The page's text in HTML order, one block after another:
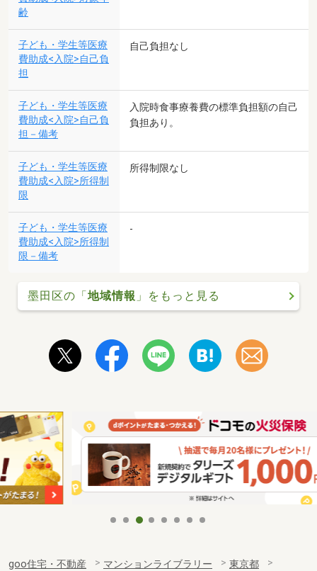
齢
子ども・学生等医療
費助成<入院>自己負
担
自己負担なし
子ども・学生等医療
費助成<入院>自己負
担－備考
入院時食事療養費の標準負担額の自己
負担あり。
子ども・学生等医療
費助成<入院>所得制
限
所得制限なし
子ども・学生等医療
費助成<入院>所得制
限－備考
-
墨田区の「 地域情報 」をもっと見る
goo住宅・不動産 マンションライブラリー
東京都